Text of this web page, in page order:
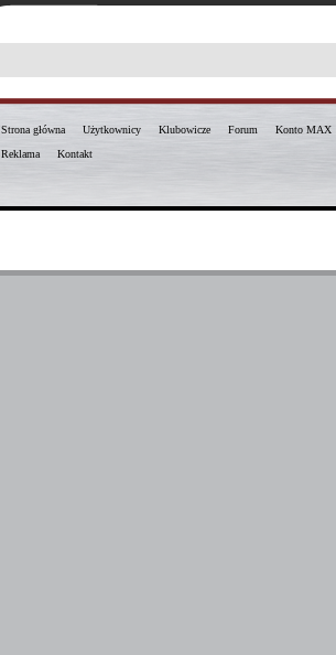
Strona główna Użytkownicy Klubowicze Forum
Konto MAX
Reklama
Kontakt